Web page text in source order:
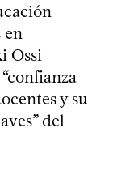
en
Ossi
y su
del